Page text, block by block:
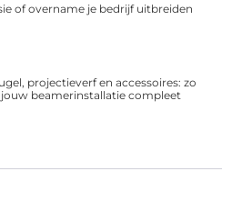
of overname je bedrijf uitbreiden
projectieverf en accessoires: zo
jouw beamerinstallatie compleet